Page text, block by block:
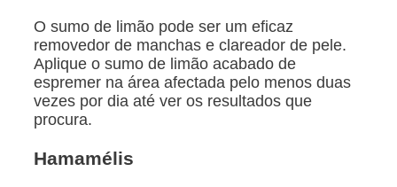
O sumo de limão pode ser um eficaz
removedor de manchas e clareador de pele.
Aplique o sumo de limão acabado de
espremer na área afectada pelo menos duas
vezes por dia até ver os resultados que
procura.
Hamamélis